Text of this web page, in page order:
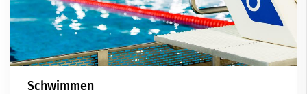
Schwimmen